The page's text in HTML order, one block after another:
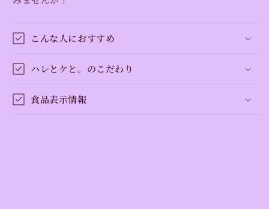
こんな人におすすめ
ハレとケと。のこだわり
食品表示情報